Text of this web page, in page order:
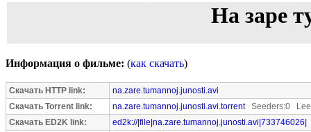
На заре
Информация о фильме: (как скачать)
Скачать HTTP link:
na.zare.tumannoj.junosti.avi
Скачать Torrent link:
na.zare.tumannoj.junosti.avi.torrentSeeders:0
Скачать ED2K link:
ed2k://|file|na.zare.tumannoj.junosti.avi|733746026|